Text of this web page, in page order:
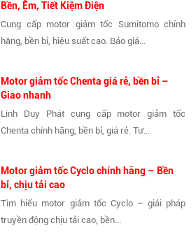
Bền, Êm, Tiết Kiệm Điện
Cung cấp motor giảm tốc Sumitomo chính
hãng, bền bỉ, hiệu suất cao. Báo giá...
Motor giảm tốc Chenta giá rẻ, bền bỉ –
Giao nhanh
Linh Duy Phát cung cấp motor giảm tốc
Chenta chính hãng, bền bỉ, giá rẻ. Tư...
Motor giảm tốc Cyclo chính hãng – Bền
bỉ, chịu tải cao
Tìm hiểu motor giảm tốc Cyclo – giải pháp
truyền động chịu tải cao, bền...